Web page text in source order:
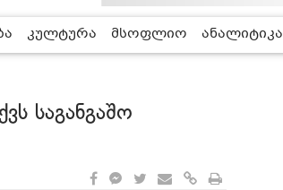
კულტურა მსოფლიო ანალიტიკა
საგანგაშო